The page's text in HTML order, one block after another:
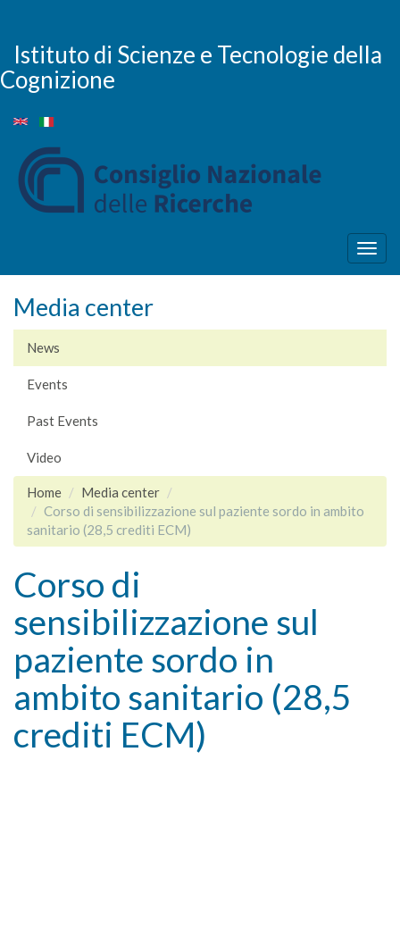
main
content
Istituto di Scienze e Tecnologie della
Cognizione
Media center
News
Events
Past Events
Video
Home
Media center
Corso di sensibilizzazione sul paziente sordo in ambito
sanitario (28,5 crediti ECM)
Corso di
sensibilizzazione sul
paziente sordo in
ambito sanitario (28,5
crediti ECM)